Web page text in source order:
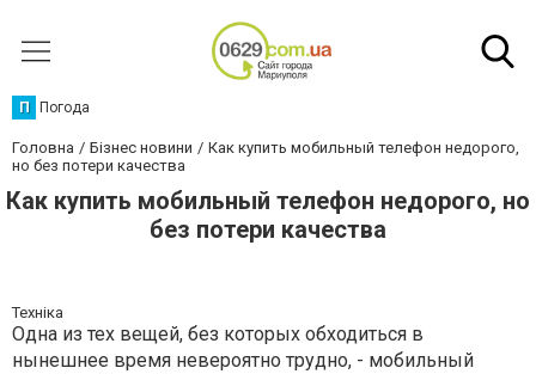
П Погода
Головна Бізнес новини
Как купить мобильный телефон недорого,
но без потери качества
Как купить мобильный телефон недорого, но
без потери качества
Техніка
Одна из тех вещей, без которых обходиться в
нынешнее время невероятно трудно, - мобильный